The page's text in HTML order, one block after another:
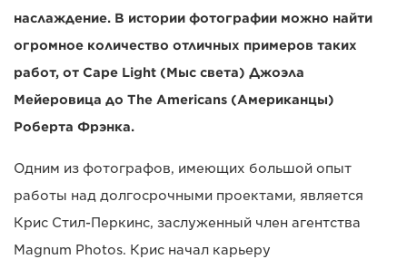
наслаждение. В истории фотографии можно найти
огромное количество отличных примеров таких
работ, от Cape Light (Мыс света) Джоэла
Мейеровица до The Americans (Американцы)
Роберта Фрэнка.
Одним из фотографов, имеющих большой опыт
работы над долгосрочными проектами, является
Крис Стил-Перкинс, заслуженный член агентства
Magnum Photos. Крис начал карьеру